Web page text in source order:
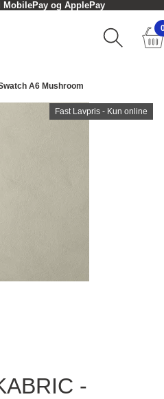
og ApplePay
A6 Mushroom
Fast Lavpris - Kun online
-